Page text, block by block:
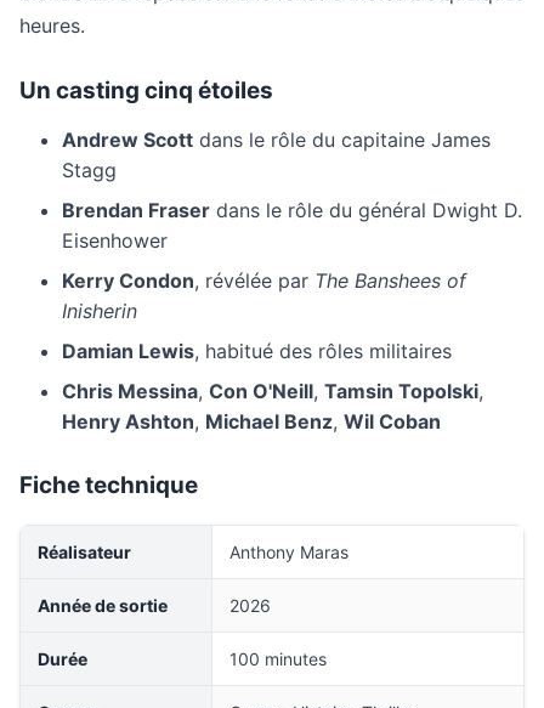
heures.
Un casting cinq étoiles
Andrew Scott dans le rôle du capitaine James
Stagg
Brendan Fraser dans le rôle du général Dwight D.
Eisenhower
Kerry Condon, révélée par The Banshees of
Inisherin
Damian Lewis, habitué des rôles militaires
Chris Messina, Con O'Neill, Tamsin Topolski,
Henry Ashton, Michael Benz, Wil Coban
Fiche technique
Réalisateur Anthony Maras
Année de sortie 2026
Durée 100 minutes